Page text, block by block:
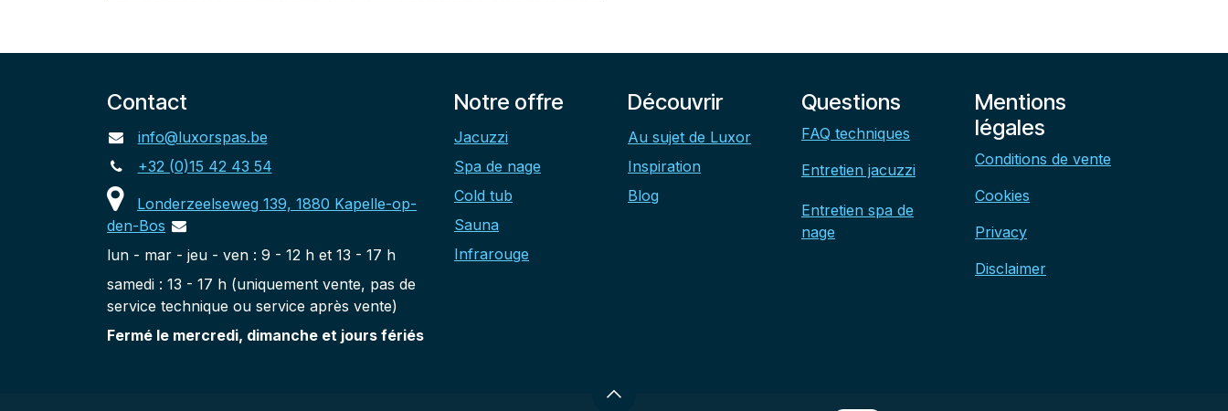
Contact
info@luxorspas.be
+32 (0)15 42 43 54
Londerzeelseweg 139, 1880 Kapelle-op-
den-Bos
lun - mar - jeu - ven : 9 - 12 h et 13 - 17 h
samedi : 13 - 17 h (uniquement vente, pas de
service technique ou service après vente)
Fermé le mercredi, dimanche et jours fériés
Notre offre
Jacuzzi
Spa de nage
Cold tub
Sauna
Infrarouge
Découvrir
Au sujet de Luxor
Inspiration
Blog
Questions
FAQ techniques
Entretien jacuzzi
Entretien spa de
nage
Mentions
légales
Conditions de vente
Cookies
Privacy
Disclaimer